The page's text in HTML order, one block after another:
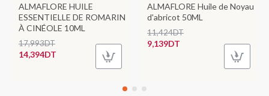
ALMAFLORE HUILE
ESSENTIELLE DE ROMARIN
À CINÉOLE 10ML
14,394DT
17,993DT
ALMAFLORE Huile de Noyau
d'abricot 50ML
9,139DT
11,424DT